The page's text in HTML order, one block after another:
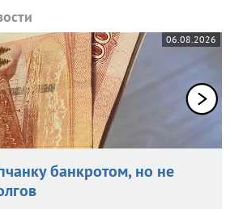
06.08.2026
банкротом, но не